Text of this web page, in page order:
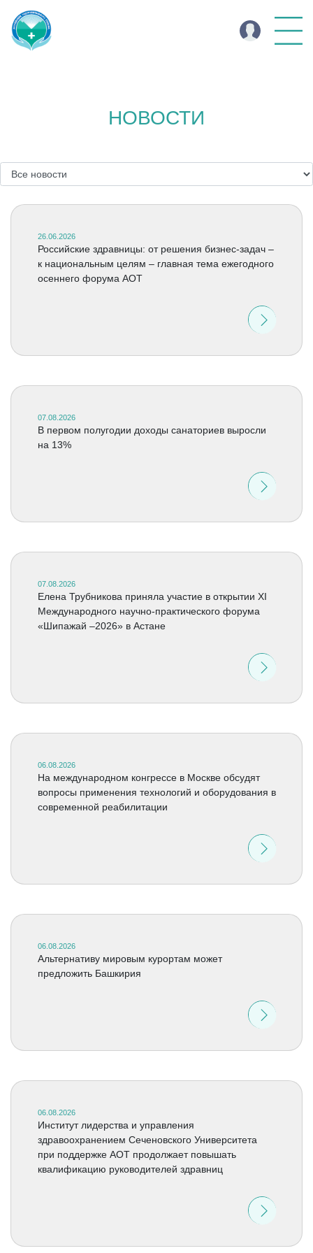
НОВОСТИ
26.06.2026
Российские здравницы: от решения бизнес-задач –
к национальным целям – главная тема ежегодного
осеннего форума АОТ
07.08.2026
В первом полугодии доходы санаториев выросли
на 13%
07.08.2026
Елена Трубникова приняла участие в открытии XI
Международного научно-практического форума
«Шипажай –2026» в Астане
06.08.2026
На международном конгрессе в Москве обсудят
вопросы применения технологий и оборудования в
современной реабилитации
06.08.2026
Альтернативу мировым курортам может
предложить Башкирия
06.08.2026
Институт лидерства и управления
здравоохранением Сеченовского Университета
при поддержке АОТ продолжает повышать
квалификацию руководителей здравниц